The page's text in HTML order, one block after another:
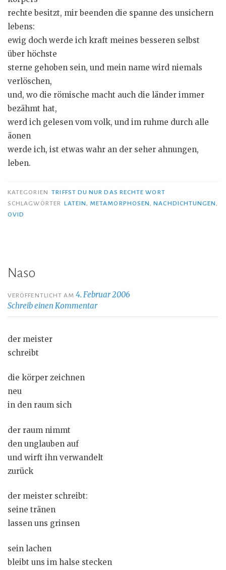
rechte besitzt, mir beenden die spanne des unsichern
lebens:
ewig doch werde ich kraft meines besseren selbst
über höchste
sterne gehoben sein, und mein name wird niemals
verlöschen,
und, wo die römische macht auch die länder immer
bezähmt hat,
werd ich gelesen vom volk, und im ruhme durch alle
äonen
werde ich, ist etwas wahr an der seher ahnungen,
leben.
KATEGORIEN TRIFFST DU NUR DAS RECHTE WORT
SCHLAGWÖRTER
LATEIN METAMORPHOSEN ,NACHDICHTUNGEN
OVID
Naso
VERÖFFENTLICHT AM4. Februar 2006
Schreib einen Kommentar
der meister
schreibt
die körper zeichnen
neu
in den raum sich
der raum nimmt
den unglauben auf
und wirft ihn verwandelt
zurück
der meister schreibt:
seine tränen
lassen uns grinsen
sein lachen
bleibt uns im halse stecken